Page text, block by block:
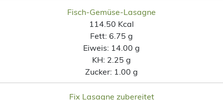
Fisch-Gemüse-Lasagne
114.50 Kcal
Fett: 6.75 g
Eiweis: 14.00 g
KH: 2.25 g
Zucker: 1.00 g
Fix Lasagne zubereitet